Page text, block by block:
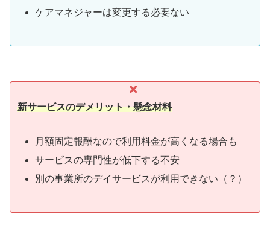
ケアマネジャーは変更する必要ない
新サービスのデメリット・懸念材料
月額固定報酬なので利用料金が高くなる場合も
サービスの専門性が低下する不安
別の事業所のデイサービスが利用できない（？）